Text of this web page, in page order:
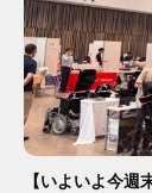
【いよいよ今週